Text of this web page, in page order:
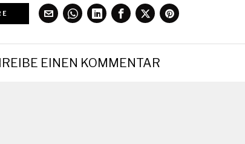
EINEN KOMMENTAR